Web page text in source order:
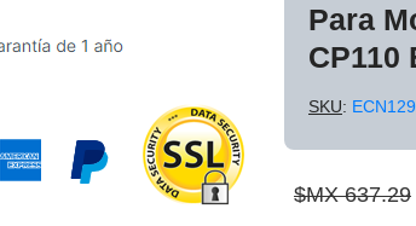
Para
CP110
SKU:
$MX 637.29